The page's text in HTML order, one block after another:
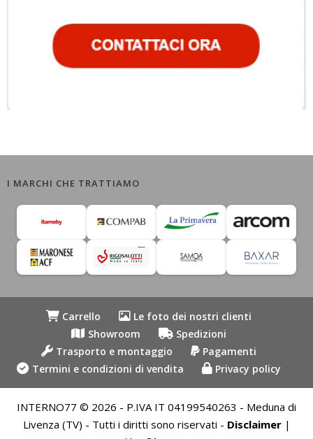
I MARCHI CHE TRATTIAMO
Carrello
Le foto dei nostri clienti
Showroom
Spedizioni
Trasporto e montaggio
Pagamenti
Termini e condizioni di vendita
Privacy policy
INTERNO77 © 2026 - P.IVA IT 04199540263 - Meduna di
Livenza (TV) - Tutti i diritti sono riservati - Disclaimer|